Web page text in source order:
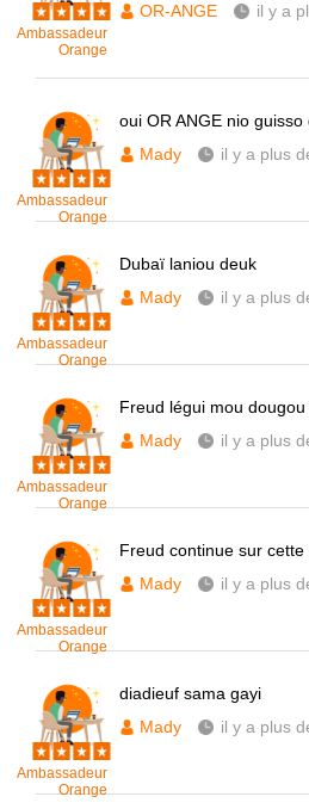
Ambassadeur
Orange
OR-ANGE
il y a
Ambassadeur
Orange
oui OR ANGE nio guisso
Mady
il y a plus
Ambassadeur
Orange
Dubaï laniou deuk
Mady
il y a plus
Ambassadeur
Orange
Freud légui mou
Mady
il y a plus
Ambassadeur
Orange
Freud continue sur cette
Mady
il y a plus
Ambassadeur
Orange
diadieuf sama gayi
Mady
il y a plus